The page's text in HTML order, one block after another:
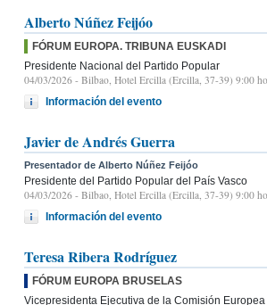
Alberto Núñez Feijóo
FÓRUM EUROPA. TRIBUNA EUSKADI
Presidente Nacional del Partido Popular
04/03/2026 - Bilbao, Hotel Ercilla (Ercilla, 37-39) 9:00
Información del evento
Javier de Andrés Guerra
Presentador de Alberto Núñez Feijóo
Presidente del Partido Popular del País Vasco
04/03/2026 - Bilbao, Hotel Ercilla (Ercilla, 37-39) 9:00
Información del evento
Teresa Ribera Rodríguez
FÓRUM EUROPA BRUSELAS
Vicepresidenta Ejecutiva de la Comisión